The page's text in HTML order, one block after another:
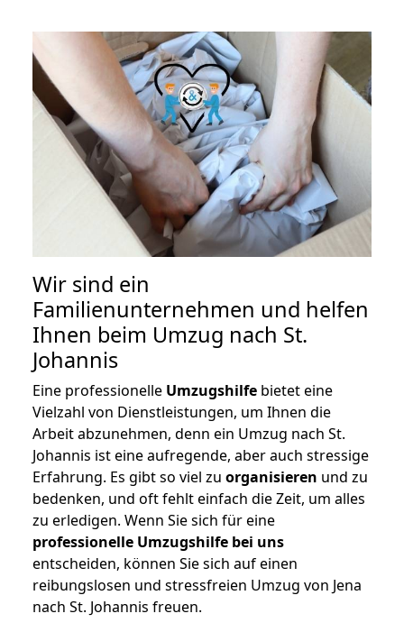
Wir sind ein
Familienunternehmen und helfen
Ihnen beim Umzug nach St.
Johannis
Eine professionelle Umzugshilfe bietet eine
Vielzahl von Dienstleistungen, um Ihnen die
Arbeit abzunehmen, denn ein Umzug nach St.
Johannis ist eine aufregende, aber auch stressige
Erfahrung. Es gibt so viel zu organisieren und zu
bedenken, und oft fehlt einfach die Zeit, um alles
zu erledigen. Wenn Sie sich für eine
professionelle Umzugshilfe bei uns
entscheiden, können Sie sich auf einen
reibungslosen und stressfreien Umzug von Jena
nach St. Johannis freuen.